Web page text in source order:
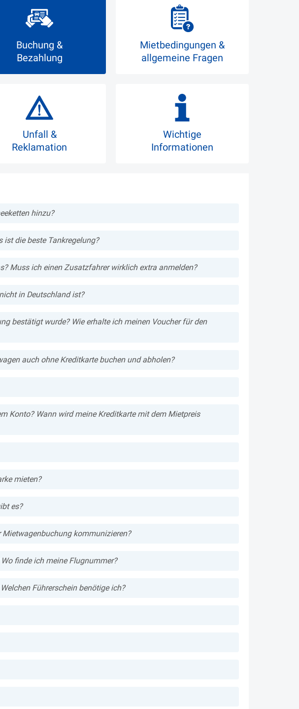
Buchung &
Bezahlung
Mietbedingungen &
allgemeine Fragen
Unfall &
Reklamation
Wichtige
Informationen
hinzu?
ist die beste Tankregelung?
Muss ich einen Zusatzfahrer wirklich extra anmelden?
in Deutschland ist?
bestätigt wurde? Wie erhalte ich meinen Voucher für den
auch ohne Kreditkarte buchen und abholen?
Konto? Wann wird meine Kreditkarte mit dem Mietpreis
mieten?
es?
Mietwagenbuchung kommunizieren?
finde ich meine Flugnummer?
Führerschein benötige ich?